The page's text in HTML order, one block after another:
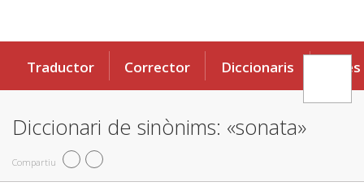
Traductor Corrector Diccionaris Eines
Diccionari de sinònims: «sonata»
Compartiu